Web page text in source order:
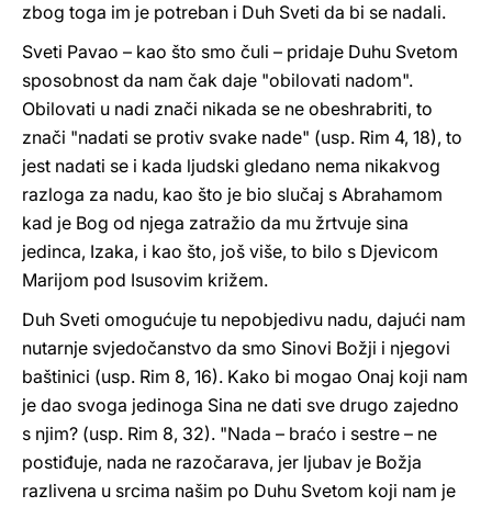
zbog toga im je potreban i Duh Sveti da bi se nadali.
Sveti Pavao – kao što smo čuli – pridaje Duhu Svetom
sposobnost da nam čak daje "obilovati nadom".
Obilovati u nadi znači nikada se ne obeshrabriti, to
znači "nadati se protiv svake nade" (usp. Rim 4, 18), to
jest nadati se i kada ljudski gledano nema nikakvog
razloga za nadu, kao što je bio slučaj s Abrahamom
kad je Bog od njega zatražio da mu žrtvuje sina
jedinca, Izaka, i kao što, još više, to bilo s Djevicom
Marijom pod Isusovim križem.
Duh Sveti omogućuje tu nepobjedivu nadu, dajući nam
nutarnje svjedočanstvo da smo Sinovi Božji i njegovi
baštinici (usp. Rim 8, 16). Kako bi mogao Onaj koji nam
je dao svoga jedinoga Sina ne dati sve drugo zajedno
s njim? (usp. Rim 8, 32). "Nada – braćo i sestre – ne
postiđuje, nada ne razočarava, jer ljubav je Božja
razlivena u srcima našim po Duhu Svetom koji nam je